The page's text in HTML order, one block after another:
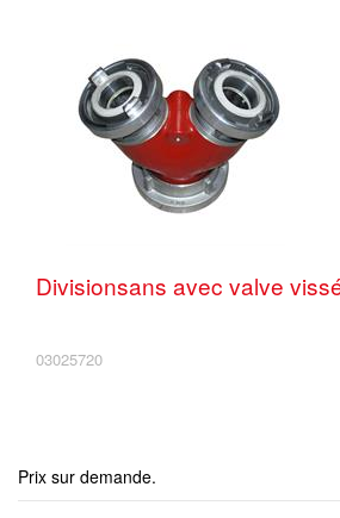
Divisionsans avec valve
03025720
Prix sur demande.